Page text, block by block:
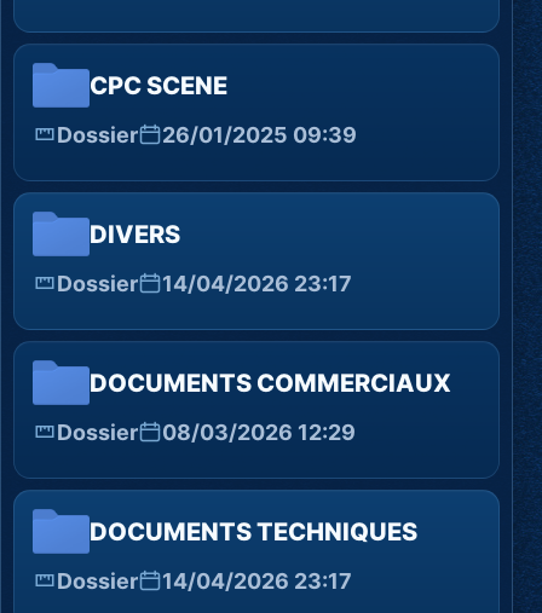
CPC SCENE
Dossier 26/01/2025 09:39
DIVERS
Dossier 14/04/2026 23:17
DOCUMENTS COMMERCIAUX
Dossier 08/03/2026 12:29
DOCUMENTS TECHNIQUES
Dossier 14/04/2026 23:17